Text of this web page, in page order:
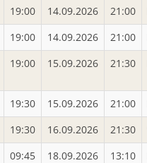
19:00 14.09.2026 21:00
19:00 14.09.2026 21:00
19:00 15.09.2026 21:30
19:30 15.09.2026 21:00
19:30 16.09.2026 21:30
09:45 18.09.2026 13:10